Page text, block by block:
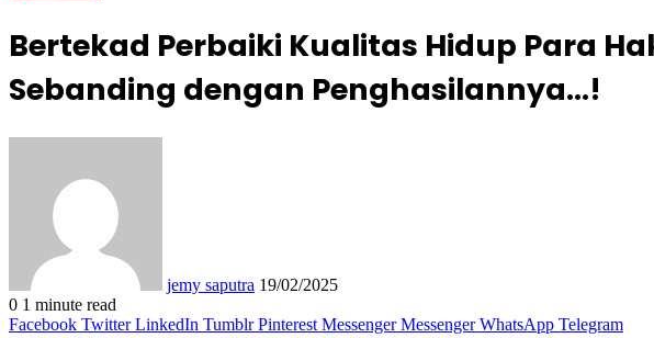
Bertekad Perbaiki Kualitas Hidup Para
Sebanding dengan Penghasilannya…!
jemy saputra 19/02/2025
0 1 minute read
Facebook Twitter LinkedIn Tumblr Pinterest Messenger Messenger WhatsApp Telegram